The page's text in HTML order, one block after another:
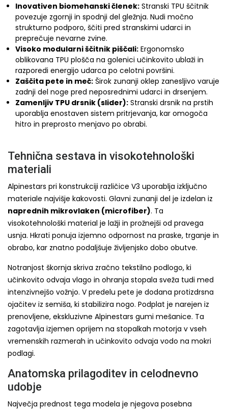
Inovativen biomehanski členek: Stranski TPU ščitnik
povezuje zgornji in spodnji del gležnja. Nudi močno
strukturno podporo, ščiti pred stranskimi udarci in
preprečuje nevarne zvine.
Visoko modularni ščitnik piščali: Ergonomsko
oblikovana TPU plošča na golenici učinkovito ublaži in
razporedi energijo udarca po celotni površini.
Zaščita pete in meč: Širok zunanji oklep zanesljivo varuje
zadnji del noge pred neposrednimi udarci in drsenjem.
Zamenljiv TPU drsnik (slider): Stranski drsnik na prstih
uporablja enostaven sistem pritrjevanja, kar omogoča
hitro in preprosto menjavo po obrabi.
Tehnična sestava in visokotehnološki
materiali
Alpinestars pri konstrukciji različice V3 uporablja izključno
materiale najvišje kakovosti. Glavni zunanji del je izdelan iz
naprednih mikrovlaken (microfiber). Ta
visokotehnološki material je lažji in prožnejši od pravega
usnja. Hkrati ponuja izjemno odpornost na praske, trganje in
obrabo, kar znatno podaljšuje življenjsko dobo obutve.
Notranjost škornja skriva zračno tekstilno podlogo, ki
učinkovito odvaja vlago in ohranja stopala sveža tudi med
intenzivnejšo vožnjo. V predelu pete je dodana protizdrsna
ojačitev iz semiša, ki stabilizira nogo. Podplat je narejen iz
prenovljene, ekskluzivne Alpinestars gumi mešanice. Ta
zagotavlja izjemen oprijem na stopalkah motorja v vseh
vremenskih razmerah in učinkovito odvaja vodo na mokri
podlagi.
Anatomska prilagoditev in celodnevno
udobje
Največja prednost tega modela je njegova posebna